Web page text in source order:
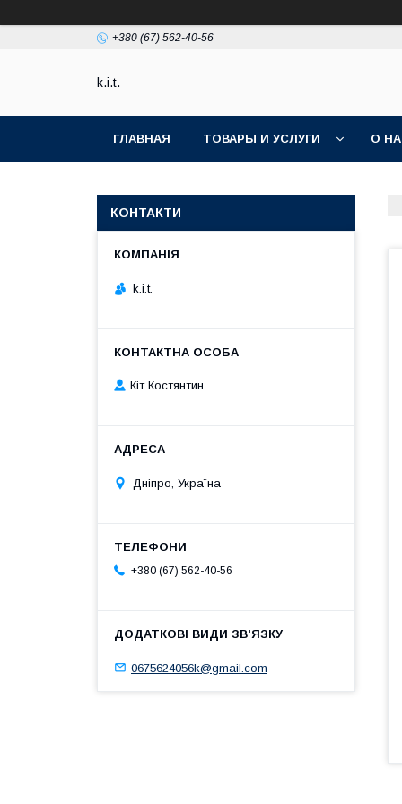
+380 (67) 562-40-56
k.i.t.
ГЛАВНАЯ ТОВАРЫ И УСЛУГИ О
КОНТАКТИ
k.i.t.
Кіт Костянтин
Дніпро, Україна
+380 (67) 562-40-56
0675624056k@gmail.com